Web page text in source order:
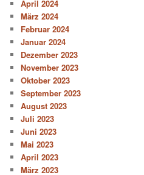
April 2024
März 2024
Februar 2024
Januar 2024
Dezember 2023
November 2023
Oktober 2023
September 2023
August 2023
Juli 2023
Juni 2023
Mai 2023
April 2023
März 2023